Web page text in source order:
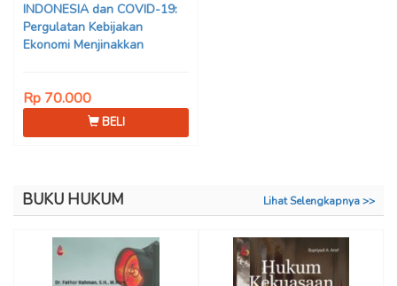
INDONESIA dan COVID-19:
Pergulatan Kebijakan
Ekonomi Menjinakkan
Rp 70.000
BELI
BUKU HUKUM Lihat Selengkapnya >>